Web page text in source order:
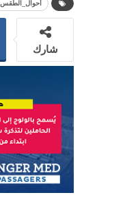
أحوال_الطقس
شارك